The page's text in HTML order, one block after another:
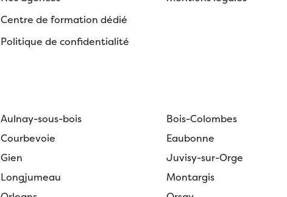
Centre de formation dédié
Politique de confidentialité
Aulnay-sous-bois
Bois-Colombes
Courbevoie
Eaubonne
Gien
Juvisy-sur-Orge
Longjumeau
Montargis